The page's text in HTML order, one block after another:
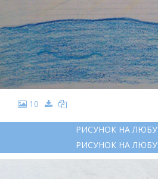
10
РИСУНОК НА
РИСУНОК НА